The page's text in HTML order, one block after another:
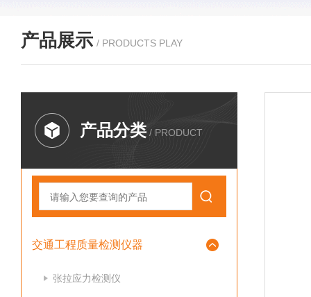
产品展示 / PRODUCTS PLAY
产品分类 / PRODUCT
交通工程质量检测仪器
张拉应力检测仪